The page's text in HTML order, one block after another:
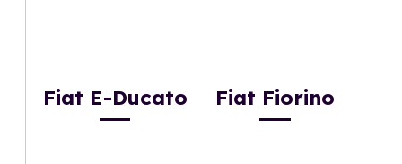
Fiat E-Ducato Fiat Fiorino